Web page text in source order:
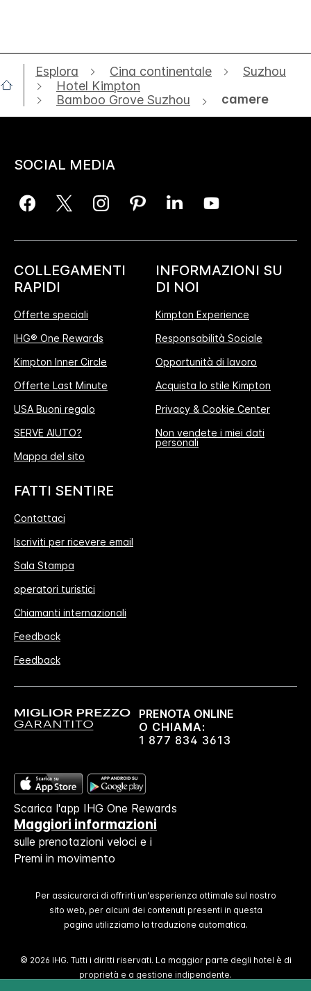
Esplora Cina continentale
Suzhou
Hotel Kimpton
Bamboo Grove Suzhou
camere
SOCIAL MEDIA
COLLEGAMENTI
RAPIDI
Offerte speciali
IHG® One Rewards
Kimpton Inner Circle
Offerte Last Minute
USA Buoni regalo
SERVE AIUTO?
Mappa del sito
INFORMAZIONI SU
DI NOI
Kimpton Experience
Responsabilità Sociale
Opportunità di lavoro
Acquista lo stile Kimpton
Privacy & Cookie Center
Non vendete i miei dati
personali
FATTI SENTIRE
Contattaci
Iscriviti per ricevere email
Sala Stampa
operatori turistici
Chiamanti internazionali
Feedback
Feedback
PRENOTA ONLINE
O CHIAMA:
1 877 834 3613
Scarica l'app IHG One Rewards
Maggiori informazioni
sulle prenotazioni veloci e i
Premi in movimento
Per assicurarci di offrirti un'esperienza ottimale sul nostro
sito web, per alcuni dei contenuti presenti in questa
pagina utilizziamo la traduzione automatica.
© 2026 IHG. Tutti i diritti riservati. La maggior parte degli hotel è di
proprietà e a gestione indipendente.